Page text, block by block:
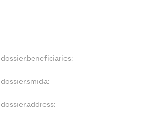
dossier.beneficiaries:
dossier.smida:
dossier.address: